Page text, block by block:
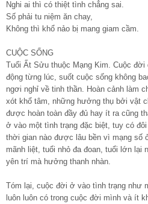
Nghi ai thì có thiệt tình chẳng sai.
Số phải tu niệm ăn chay,
Không thì khổ nảo bị mang giam cầm.
CUỘC SỐNG
Tuổi Ất Sửu thuộc Mạng Kim. Cuộc đời
động từng lúc, suốt cuộc sống không
ngơi nghỉ về tinh thần. Hoàn cảnh làm
xót khổ tâm, những hưởng thụ bởi vật
được hoàn toàn đầy đủ hay ít ra cũng
ở vào một tình trạng đặc biệt, tuy có
thời gian nào được lâu bền vì mạng số
mãnh liệt, tuổi nhỏ đa đoan, tuổi lớn lại
yên trí mà hưởng thanh nhàn.
Tóm lại, cuộc đời ở vào tình trạng như
luôn luôn có trong cuộc đời mình và ít